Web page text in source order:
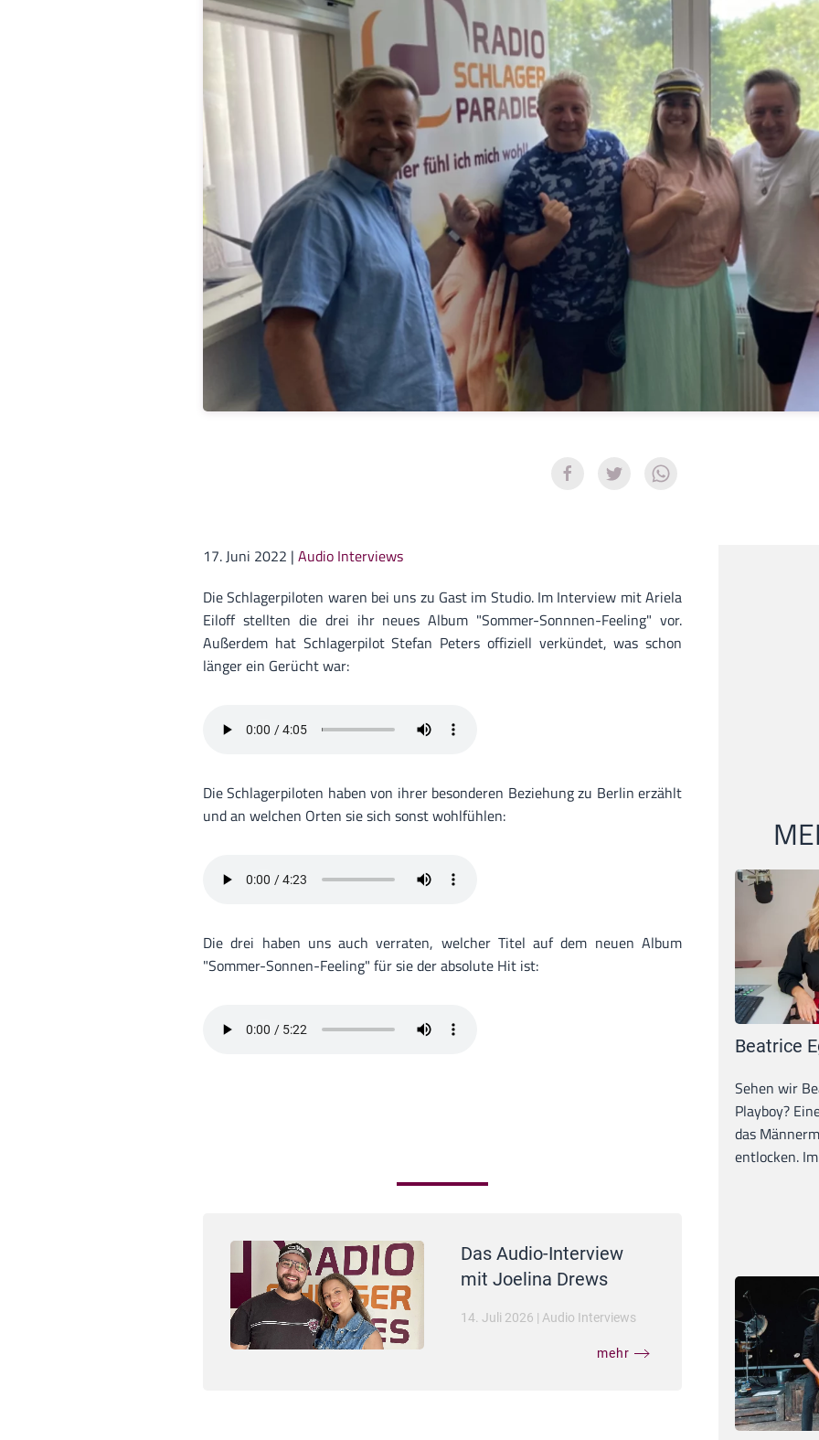
17. Juni 2022 | Audio Interviews
Die Schlagerpiloten waren bei uns zu Gast im Studio. Im Interview mit Ariela
Eiloff stellten die drei ihr neues Album "Sommer-Sonnnen-Feeling" vor.
Außerdem hat Schlagerpilot Stefan Peters offiziell verkündet, was schon
länger ein Gerücht war:
Die Schlagerpiloten haben von ihrer besonderen Beziehung zu Berlin erzählt
und an welchen Orten sie sich sonst wohlfühlen:
Die drei haben uns auch verraten, welcher Titel auf dem neuen Album
"Sommer-Sonnen-Feeling" für sie der absolute Hit ist:
Das Audio-Interview
mit Joelina Drews
14. Juli 2026 | Audio Interviews
mehr
Beatrice
Sehen wir
Playboy?
das
entlocken.